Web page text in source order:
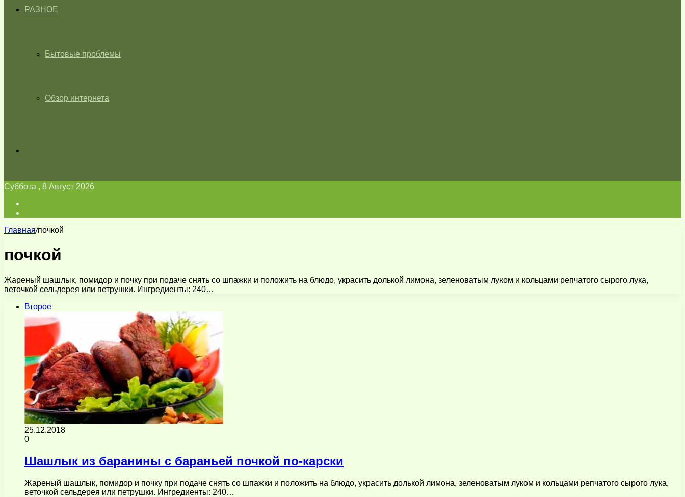
РАЗНОЕ
Бытовые проблемы
Обзор интернета
Суббота , 8 Август 2026
Главная/почкой
почкой
Жареный шашлык, помидор и почку при подаче снять со шпажки и положить на блюдо, украсить долькой лимона, зеленоватым луком и кольцами репчатого сырого лука,
веточкой сельдерея или петрушки. Ингредиенты: 240…
Второе
25.12.2018
0
Шашлык из баранины с бараньей почкой по-карски
Жареный шашлык, помидор и почку при подаче снять со шпажки и положить на блюдо, украсить долькой лимона, зеленоватым луком и кольцами репчатого сырого лука,
веточкой сельдерея или петрушки. Ингредиенты: 240…